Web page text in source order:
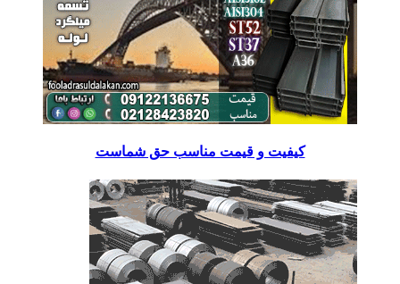
کیفیت و قیمت مناسب حق شماست